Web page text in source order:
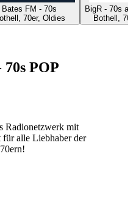
Bates FM - 70s
70er, Oldies
BigR - 70s
Bothell,
POP
Radionetzwerk mit
für alle Liebhaber der